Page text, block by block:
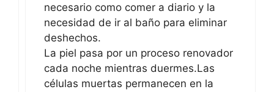
necesario como comer a diario y la
necesidad de ir al baño para eliminar
deshechos.
La piel pasa por un proceso renovador
cada noche mientras duermes.Las
células muertas permanecen en la